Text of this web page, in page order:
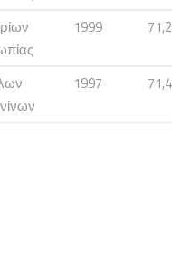
1999
1997